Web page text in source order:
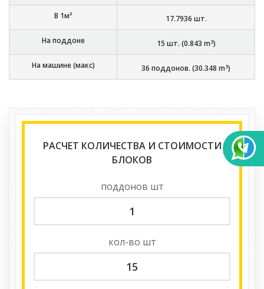
В 1м³ 17.7936 шт.
На поддоне 15 шт. (0.843 m3)
На машине (макс) 36 поддонов. (30.348 m3)
РАСЧЕТ КОЛИЧЕСТВА И СТОИМОСТИ
БЛОКОВ
поддонов шт
кол-во шт